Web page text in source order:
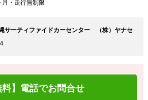
・走行無制限
サーティファイドカーセンター （株）ヤナセ
料】電話でお問合せ